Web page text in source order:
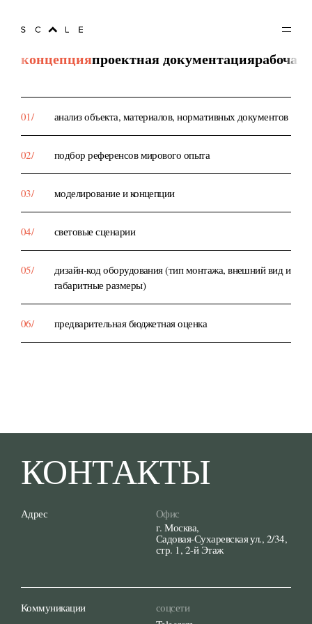
Scale Lighting
концепцияпроектная документациярабочая
анализ объекта, материалов, нормативных документов
подбор референсов мирового опыта
моделирование и концепции
световые сценарии
дизайн-код оборудования (тип монтажа, внешний вид и
габаритные размеры)
предварительная бюджетная оценка
КОНТАКТЫ
Адрес
Офис
г. Москва,
Садовая-Сухаревская ул., 2/34,
стр. 1, 2-й Этаж
Коммуникации
соцсети